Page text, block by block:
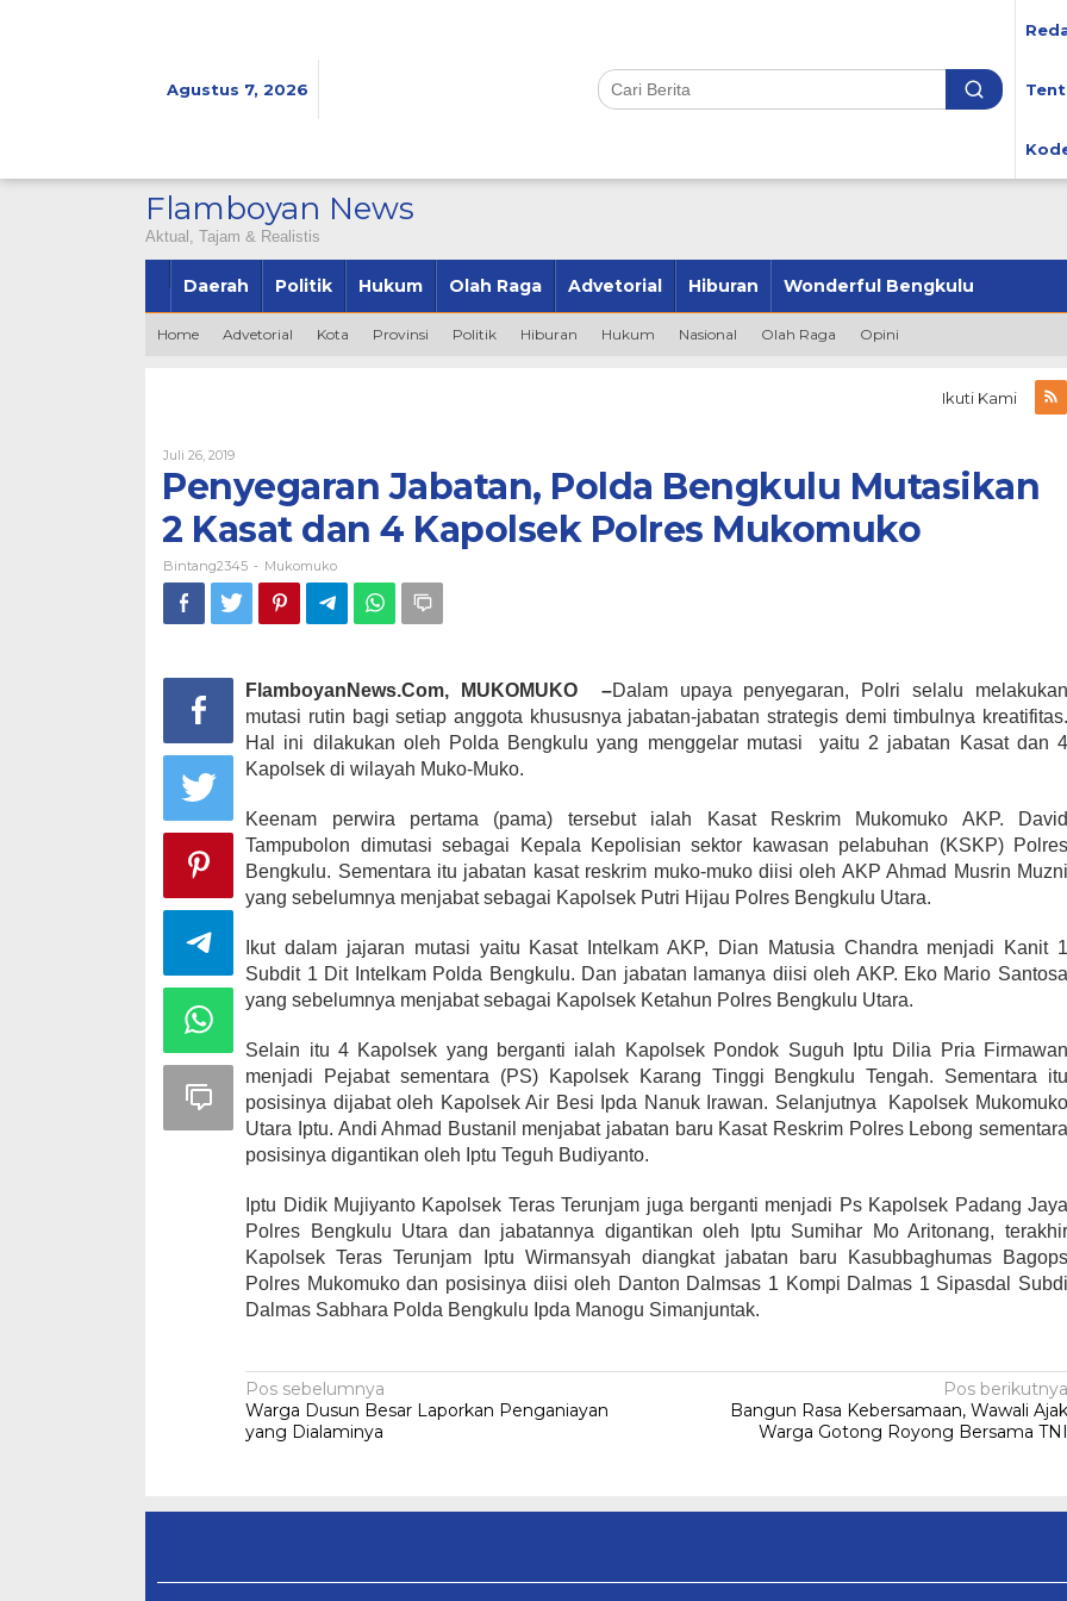
Agustus 7, 2026
Flamboyan News
Aktual, Tajam & Realistis
Daerah Politik Hukum Olah Raga Advetorial Hiburan Wonderful Bengkulu
Home Advetorial Kota Provinsi Politik Hiburan Hukum Nasional Olah Raga Opini
Ikuti Kami
Juli 26, 2019Oleh
Penyegaran Jabatan, Polda Bengkulu Mutasikan
2 Kasat dan 4 Kapolsek Polres Mukomuko
Bintang2345 - Mukomuko
FlamboyanNews.Com, MUKOMUKO –Dalam upaya penyegaran, Polri selalu melakukan
mutasi rutin bagi setiap anggota khususnya jabatan-jabatan strategis demi timbulnya kreatifitas.
Hal ini dilakukan oleh Polda Bengkulu yang menggelar mutasi yaitu 2 jabatan Kasat dan 4
Kapolsek di wilayah Muko-Muko.
Keenam perwira pertama (pama) tersebut ialah Kasat Reskrim Mukomuko AKP. David
Tampubolon dimutasi sebagai Kepala Kepolisian sektor kawasan pelabuhan (KSKP) Polres
Bengkulu. Sementara itu jabatan kasat reskrim muko-muko diisi oleh AKP Ahmad Musrin Muzni
yang sebelumnya menjabat sebagai Kapolsek Putri Hijau Polres Bengkulu Utara.
Ikut dalam jajaran mutasi yaitu Kasat Intelkam AKP, Dian Matusia Chandra menjadi Kanit 1
Subdit 1 Dit Intelkam Polda Bengkulu. Dan jabatan lamanya diisi oleh AKP. Eko Mario Santosa
yang sebelumnya menjabat sebagai Kapolsek Ketahun Polres Bengkulu Utara.
Selain itu 4 Kapolsek yang berganti ialah Kapolsek Pondok Suguh Iptu Dilia Pria Firmawan
menjadi Pejabat sementara (PS) Kapolsek Karang Tinggi Bengkulu Tengah. Sementara itu
posisinya dijabat oleh Kapolsek Air Besi Ipda Nanuk Irawan. Selanjutnya Kapolsek Mukomuko
Utara Iptu. Andi Ahmad Bustanil menjabat jabatan baru Kasat Reskrim Polres Lebong sementara
posisinya digantikan oleh Iptu Teguh Budiyanto.
Iptu Didik Mujiyanto Kapolsek Teras Terunjam juga berganti menjadi Ps Kapolsek Padang Jaya
Polres Bengkulu Utara dan jabatannya digantikan oleh Iptu Sumihar Mo Aritonang, terakhir
Kapolsek Teras Terunjam Iptu Wirmansyah diangkat jabatan baru Kasubbaghumas Bagops
Polres Mukomuko dan posisinya diisi oleh Danton Dalmsas 1 Kompi Dalmas 1 Sipasdal Subdi
Dalmas Sabhara Polda Bengkulu Ipda Manogu Simanjuntak.
Navigasi
pos
Pos sebelumnya
Warga Dusun Besar Laporkan Penganiayan
yang Dialaminya
Pos berikutnya
Bangun Rasa Kebersamaan, Wawali Ajak
Warga Gotong Royong Bersama TNI